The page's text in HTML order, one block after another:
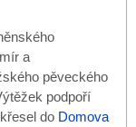
a
pěveckého
podpoří
do Domova